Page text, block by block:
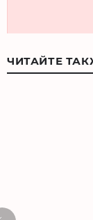
ЧИТАЙТЕ